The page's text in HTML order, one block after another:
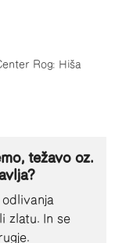
Rog: Hiša
težavo oz.
zlatu. In se